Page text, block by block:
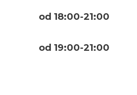
od 18:00-21:00
od 19:00-21:00